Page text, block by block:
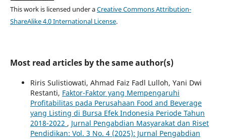
This work is licensed under aCreative Commons Attribution-
ShareAlike 4.0 International License.
Most read articles by the same author(s)
Riris Sulistiowati, Ahmad Faiz Fadl Lulloh, Yani Dwi
Restanti, Faktor-Faktor yang Mempengaruhi
Profitabilitas pada Perusahaan Food and Beverage
yang Listing di Bursa Efek Indonesia Periode Tahun
2018-2022 , Jurnal Pengabdian Masyarakat dan Riset
Pendidikan: Vol. 3 No. 4 (2025): Jurnal Pengabdian